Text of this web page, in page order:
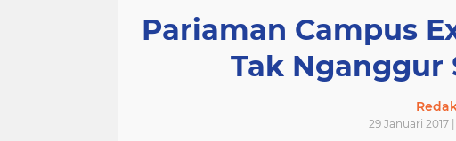
Pariaman Campus
Tak Nganggur
29 Januari 2017 |